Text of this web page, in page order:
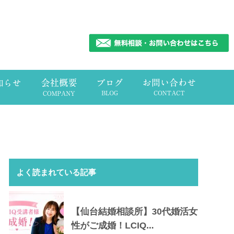
よく読まれている記事
【仙台結婚相談所】30代婚活女
性がご成婚！LCIQ...